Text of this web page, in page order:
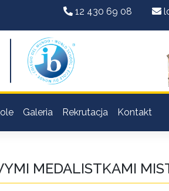
12 430 69 08
Galeria Rekrutacja Kontakt
MEDALISTKAMI